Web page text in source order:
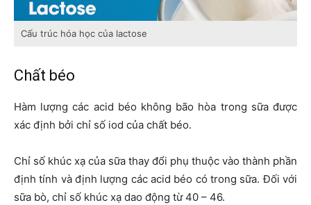
Cấu trúc hóa học của lactose
Chất béo
Hàm lượng các acid béo không bão hòa trong sữa được
xác định bởi chỉ số iod của chất béo.
Chỉ số khúc xạ của sữa thay đổi phụ thuộc vào thành phần
định tính và định lượng các acid béo có trong sữa. Đối với
sữa bò, chỉ số khúc xạ dao động từ 40 – 46.